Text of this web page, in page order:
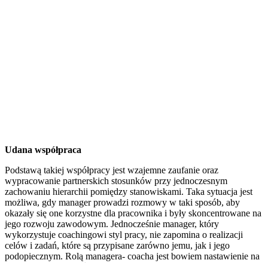
Udana współpraca
Podstawą takiej współpracy jest wzajemne zaufanie oraz
wypracowanie partnerskich stosunków przy jednoczesnym
zachowaniu hierarchii pomiędzy stanowiskami. Taka sytuacja jest
możliwa, gdy manager prowadzi rozmowy w taki sposób, aby
okazały się one korzystne dla pracownika i były skoncentrowane na
jego rozwoju zawodowym. Jednocześnie manager, który
wykorzystuje coachingowi styl pracy, nie zapomina o realizacji
celów i zadań, które są przypisane zarówno jemu, jak i jego
podopiecznym. Rolą managera- coacha jest bowiem nastawienie na